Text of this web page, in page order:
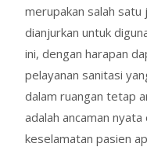
merupakan salah
dianjurkan untuk
ini, dengan harapan
pelayanan sanitasi
dalam ruangan tetap
adalah ancaman
keselamatan pasien